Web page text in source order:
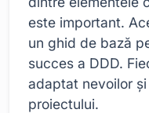
este important.
un ghid de bază
succes a DDD.
adaptat nevoilor
proiectului.